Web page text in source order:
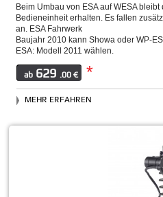
Beim Umbau von ESA auf WESA
Bedieneinheit erhalten. Es fallen
an. ESA Fahrwerk
Baujahr 2010 kann Showa oder WP-
ESA: Modell 2011 wählen.
ab 629 .00 € *
MEHR ERFAHREN